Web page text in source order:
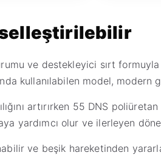
ve destekleyici sırt
kullanılabilen model, modern
artırırken 55 DNS
yardımcı olur ve ilerleyen
ve beşik hareketinden